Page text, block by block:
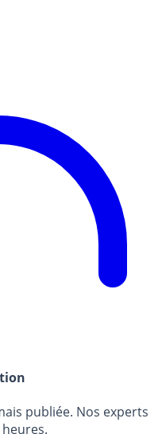
publiée. Nos experts